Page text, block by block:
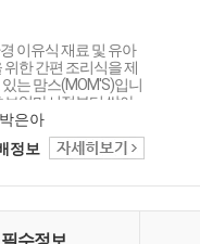
이유식 재료 및 유아
위한 간편 조리식을 제
는 맘스(MOM'S)입니
보엄마시절부터 쌓아
을 바탕으로 아기와
좋은 먹거리를 만들기
있습니다. 또한 맘스
의 이념을 존중하
박은아
정보